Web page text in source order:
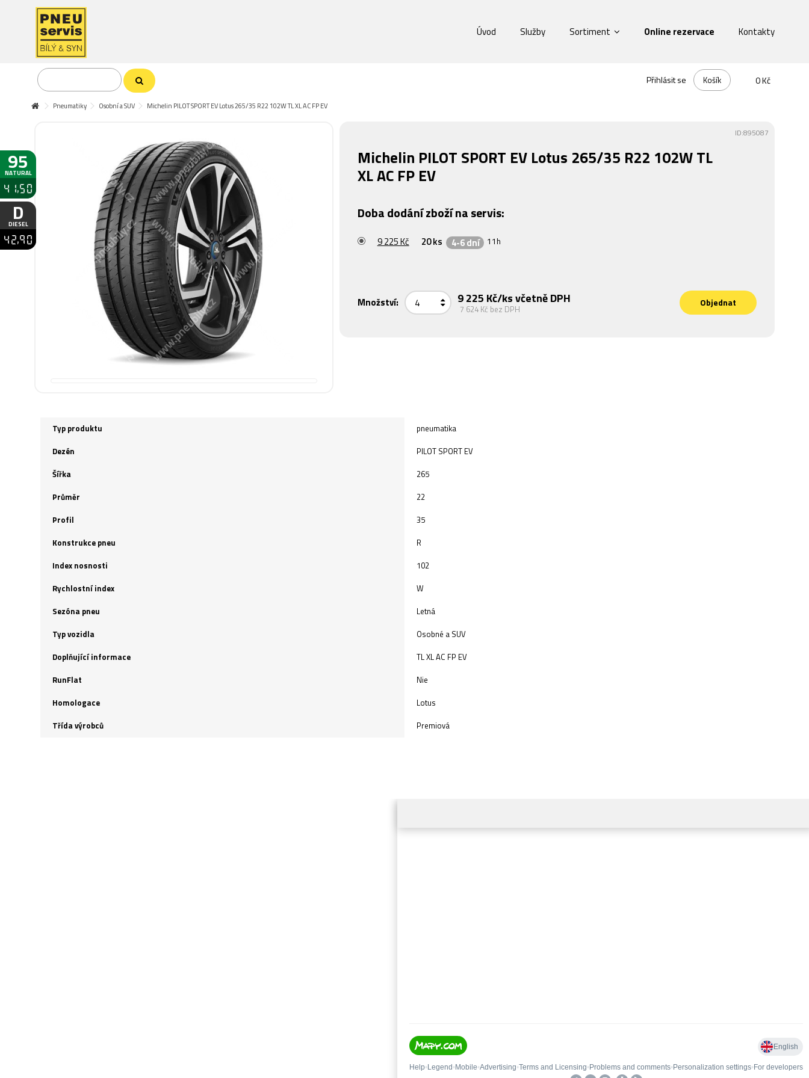
95
NATURAL
41,50
D
DIESEL
42,90
Úvod Služby Sortiment Online rezervace Kontakty
0 Kč
Košík
Přihlásit se
Pneumatiky Osobní a SUV Michelin PILOT SPORT EV Lotus 265/35 R22 102W TL XL AC FP EV
ID:895087
Michelin PILOT SPORT EV Lotus 265/35 R22 102W TL
XL AC FP EV
Doba dodání zboží na servis:
9 225 Kč 20 ks 4-6 dní 11h
Množství: 9 225 Kč/ks včetně DPH
7 624 Kč bez DPH
Objednat
Typ produktu
pneumatika
Dezén
PILOT SPORT EV
Šířka
265
Průměr
22
Profil
35
Konstrukce pneu
R
Index nosnosti
102
Rychlostní index
W
Sezóna pneu
Letná
Typ vozidla
Osobné a SUV
Doplňující informace
TL XL AC FP EV
RunFlat
Nie
Homologace
Lotus
Třída výrobců
Premiová